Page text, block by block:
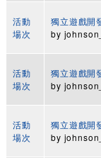
活動
場次
獨立遊戲開
by
活動
場次
獨立遊戲開
by
活動
場次
獨立遊戲開
by